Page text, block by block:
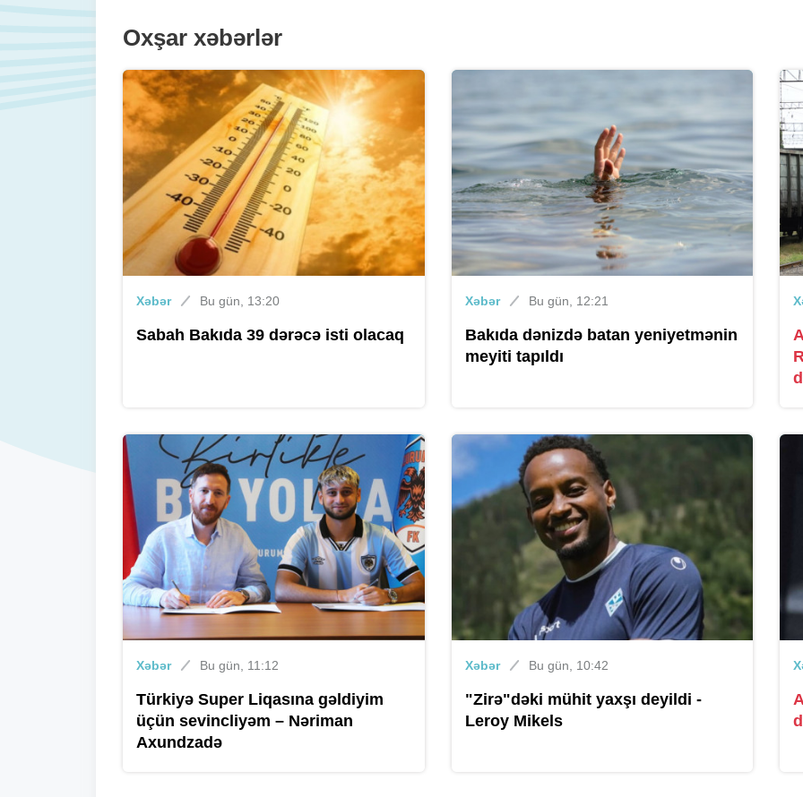
Oxşar xəbərlər
Xəbər Bu gün, 13:20
Sabah Bakıda 39 dərəcə isti olacaq
Xəbər Bu gün, 12:21
Bakıda dənizdə batan yeniyetmənin
meyiti tapıldı
Xəbər Bu gün, 11:12
Türkiyə Super Liqasına gəldiyim
üçün sevincliyəm – Nəriman
Axundzadə
Xəbər Bu gün, 10:42
"Zirə"dəki mühit yaxşı deyildi -
Leroy Mikels